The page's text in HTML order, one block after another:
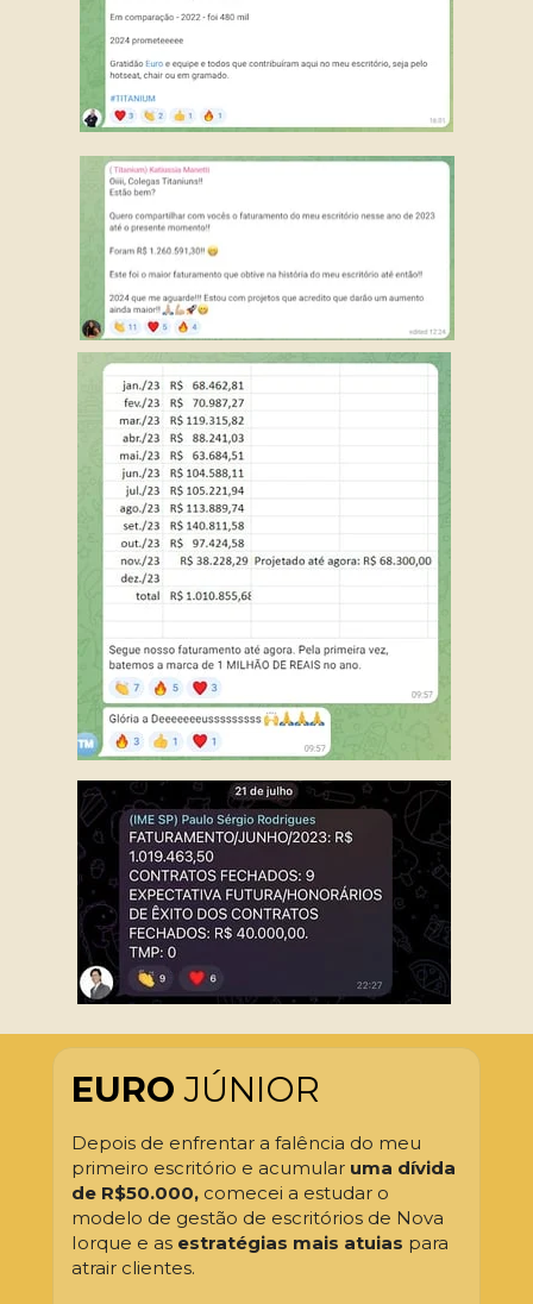
EURO JÚNIOR
Depois de enfrentar a falência do meu
primeiro escritório e acumular uma dívida
de R$50.000, comecei a estudar o
modelo de gestão de escritórios de Nova
Iorque e as estratégias mais atuias para
atrair clientes.